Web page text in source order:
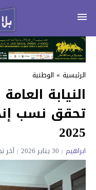
الرئيسية » الوطنية
النيابة
تحقق نسب
2025
ابراهيم 30 يناير 2026 آخر